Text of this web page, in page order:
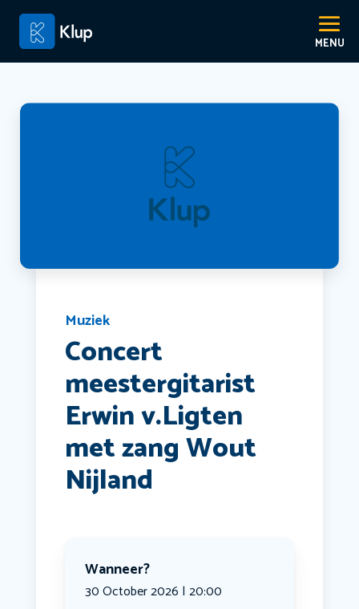
Muziek
Concert
meestergitarist
Erwin v.Ligten
met zang Wout
Nijland
Wanneer?
30 October 2026 | 20:00